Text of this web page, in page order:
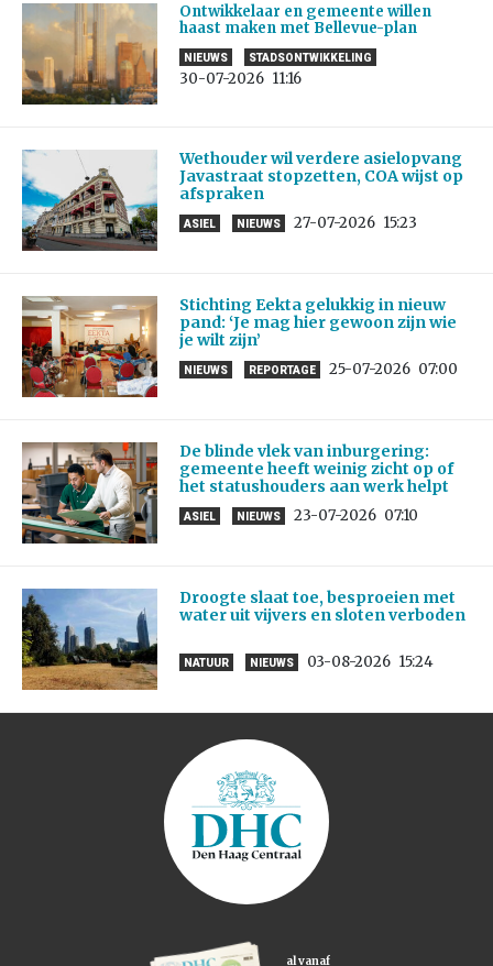
Ontwikkelaar en gemeente willen
haast maken met Bellevue-plan
NIEUWS STADSONTWIKKELING
30-07-2026 11:16
Wethouder wil verdere asielopvang
Javastraat stopzetten, COA wijst op
afspraken
ASIEL NIEUWS 27-07-2026 15:23
Stichting Eekta gelukkig in nieuw
pand: ‘Je mag hier gewoon zijn wie
je wilt zijn’
NIEUWS REPORTAGE 25-07-2026 07:00
De blinde vlek van inburgering:
gemeente heeft weinig zicht op of
het statushouders aan werk helpt
ASIEL NIEUWS 23-07-2026 07:10
Droogte slaat toe, besproeien met
water uit vijvers en sloten verboden
NATUUR NIEUWS 03-08-2026 15:24
al vanaf